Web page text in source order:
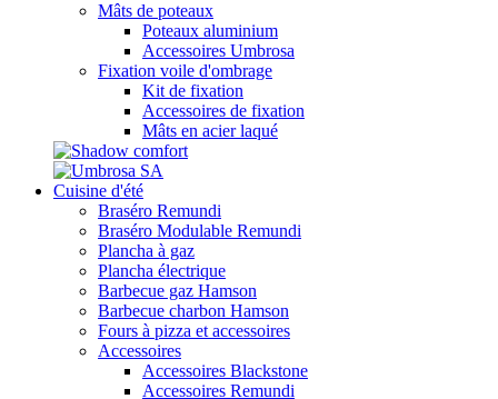
Mâts de poteaux
Poteaux aluminium
Accessoires Umbrosa
Fixation voile d'ombrage
Kit de fixation
Accessoires de fixation
Mâts en acier laqué
Cuisine d'été
Braséro Remundi
Braséro Modulable Remundi
Plancha à gaz
Plancha électrique
Barbecue gaz Hamson
Barbecue charbon Hamson
Fours à pizza et accessoires
Accessoires
Accessoires Blackstone
Accessoires Remundi